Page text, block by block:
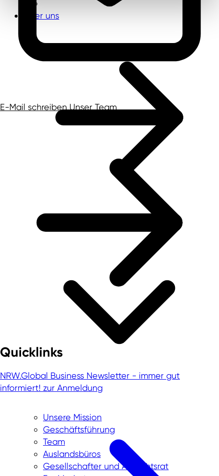
Über uns
Unsere Mission
Geschäftsführung
Team
Auslandsbüros
Gesellschafter und Aufsichtsrat
E-Mail schreibenUnser Team
Quicklinks
NRW.Global Business Newsletter - immer gut
informiert! zur Anmeldung